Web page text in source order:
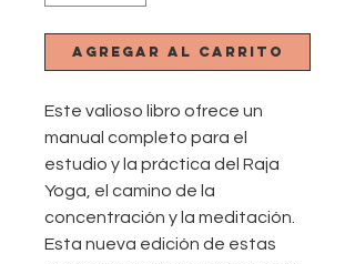
Agregar al carrito
Este valioso libro ofrece un
manual completo para el
estudio y la práctica del Raja
Yoga, el camino de la
concentración y la meditación.
Esta nueva edición de estas